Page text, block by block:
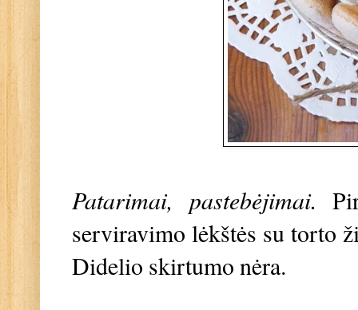
Patarimai, pastebėjimai.
serviravimo lėkštės su torto
Didelio skirtumo nėra.